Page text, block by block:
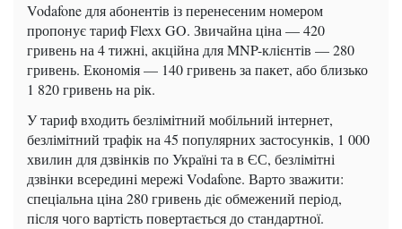
Vodafone для абонентів із перенесеним номером
пропонує тариф Flexx GO. Звичайна ціна — 420
гривень на 4 тижні, акційна для MNP-клієнтів — 280
гривень. Економія — 140 гривень за пакет, або близько
1 820 гривень на рік.
У тариф входить безлімітний мобільний інтернет,
безлімітний трафік на 45 популярних застосунків, 1 000
хвилин для дзвінків по Україні та в ЄС, безлімітні
дзвінки всередині мережі Vodafone. Варто зважити:
спеціальна ціна 280 гривень діє обмежений період,
після чого вартість повертається до стандартної.